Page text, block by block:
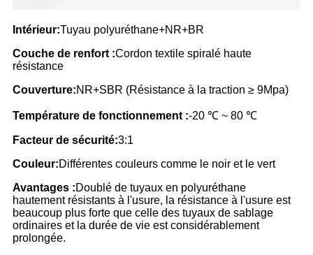
Intérieur:Tuyau polyuréthane+NR+BR
Couche de renfort :Cordon textile spiralé haute
résistance
Couverture:NR+SBR (Résistance à la traction ≥ 9Mpa)
Température de fonctionnement :-20 ℃ ~ 80 ℃
Facteur de sécurité:3:1
Couleur:Différentes couleurs comme le noir et le vert
Avantages :Doublé de tuyaux en polyuréthane
hautement résistants à l'usure, la résistance à l'usure est
beaucoup plus forte que celle des tuyaux de sablage
ordinaires et la durée de vie est considérablement
prolongée.